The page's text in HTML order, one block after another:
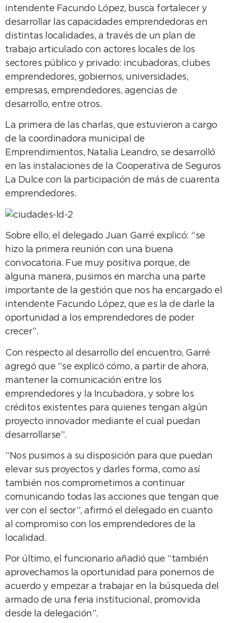
intendente Facundo López, busca fortalecer y
desarrollar las capacidades emprendedoras en
distintas localidades, a través de un plan de
trabajo articulado con actores locales de los
sectores público y privado: incubadoras, clubes
emprendedores, gobiernos, universidades,
empresas, emprendedores, agencias de
desarrollo, entre otros.
La primera de las charlas, que estuvieron a cargo
de la coordinadora municipal de
Emprendimientos, Natalia Leandro, se desarrolló
en las instalaciones de la Cooperativa de Seguros
La Dulce con la participación de más de cuarenta
emprendedores.
Sobre ello, el delegado Juan Garré explicó: “se
hizo la primera reunión con una buena
convocatoria. Fue muy positiva porque, de
alguna manera, pusimos en marcha una parte
importante de la gestión que nos ha encargado el
intendente Facundo López, que es la de darle la
oportunidad a los emprendedores de poder
crecer”.
Con respecto al desarrollo del encuentro, Garré
agregó que “se explicó cómo, a partir de ahora,
mantener la comunicación entre los
emprendedores y la Incubadora, y sobre los
créditos existentes para quienes tengan algún
proyecto innovador mediante el cual puedan
desarrollarse”.
“Nos pusimos a su disposición para que puedan
elevar sus proyectos y darles forma, como así
también nos comprometimos a continuar
comunicando todas las acciones que tengan que
ver con el sector”, afirmó el delegado en cuanto
al compromiso con los emprendedores de la
localidad.
Por último, el funcionario añadió que “también
aprovechamos la oportunidad para ponernos de
acuerdo y empezar a trabajar en la búsqueda del
armado de una feria institucional, promovida
desde la delegación”.